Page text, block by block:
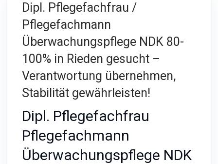
Dipl. Pflegefachfrau /
Pflegefachmann
Überwachungspflege NDK 80-
100% in Rieden gesucht –
Verantwortung übernehmen,
Stabilität gewährleisten!
Dipl. Pflegefachfrau
Pflegefachmann
Überwachungspflege NDK